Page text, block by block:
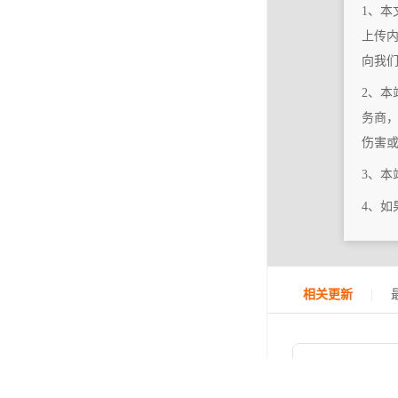
1、本
上传
向我
2、本
务商
伤害
3、本
4、如
相关更新